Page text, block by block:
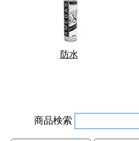
防水
商品検索